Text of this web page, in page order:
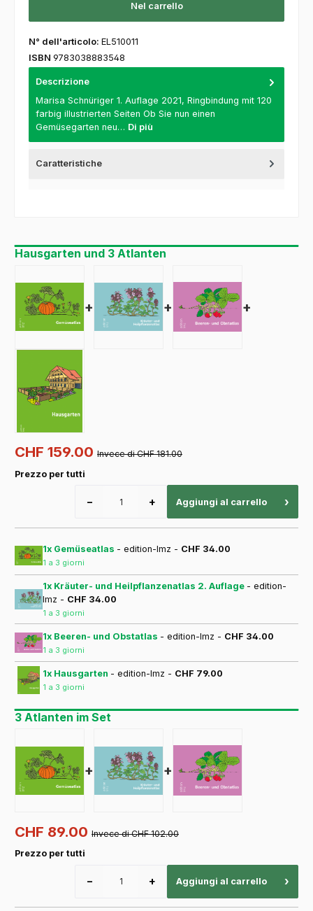
Nel carrello
N° dell'articolo: EL510011
ISBN 9783038883548
Descrizione
Marisa Schnüriger 1. Auflage 2021, Ringbindung mit 120
farbig illustrierten Seiten Ob Sie nun einen
Gemüsegarten neu… Di più
Caratteristiche
Hausgarten und 3 Atlanten
+ + +
CHF 159.00 Invece di CHF 181.00
Prezzo per tutti
− + Aggiungi al carrello ›
1x Gemüseatlas - edition-lmz - CHF 34.00
1 a 3 giorni
1x Kräuter- und Heilpflanzenatlas 2. Auflage - edition-
lmz - CHF 34.00
1 a 3 giorni
1x Beeren- und Obstatlas - edition-lmz - CHF 34.00
1 a 3 giorni
1x Hausgarten - edition-lmz - CHF 79.00
1 a 3 giorni
3 Atlanten im Set
+ +
CHF 89.00 Invece di CHF 102.00
Prezzo per tutti
− + Aggiungi al carrello ›